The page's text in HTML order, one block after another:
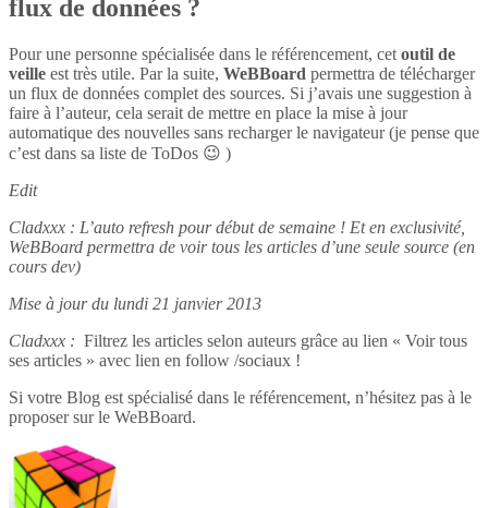
flux de données ?
Pour une personne spécialisée dans le référencement, cet outil de
veille est très utile. Par la suite, WeBBoard permettra de télécharger
un flux de données complet des sources. Si j’avais une suggestion à
faire à l’auteur, cela serait de mettre en place la mise à jour
automatique des nouvelles sans recharger le navigateur (je pense que
c’est dans sa liste de ToDos 😉 )
Edit
Cladxxx : L’auto refresh pour début de semaine ! Et en exclusivité,
WeBBoard permettra de voir tous les articles d’une seule source (en
cours dev)
Mise à jour du lundi 21 janvier 2013
Cladxxx : Filtrez les articles selon auteurs grâce au lien « Voir tous
ses articles » avec lien en follow /sociaux !
Si votre Blog est spécialisé dans le référencement, n’hésitez pas à le
proposer sur le WeBBoard.